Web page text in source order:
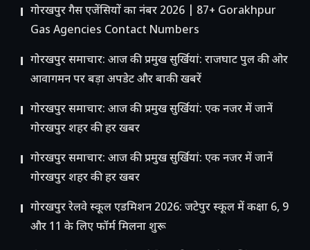
गोरखपुर गैस एजेंसियों का नंबर 2026 | 87+ Gorakhpur
Gas Agencies Contact Numbers
गोरखपुर समाचार: आज की प्रमुख सुर्खियां: राजघाट पुल की ओर
आवागमन पर बड़ा अपडेट और बाकी खबरें
गोरखपुर समाचार: आज की प्रमुख सुर्खियां: एक नजर में जानें
गोरखपुर शहर की हर खबर
गोरखपुर समाचार: आज की प्रमुख सुर्खियां: एक नजर में जानें
गोरखपुर शहर की हर खबर
गोरखपुर रेलवे स्कूल एडमिशन 2026: जटेपुर स्कूल में कक्षा 6, 9
और 11 के लिए फॉर्म मिलना शुरू